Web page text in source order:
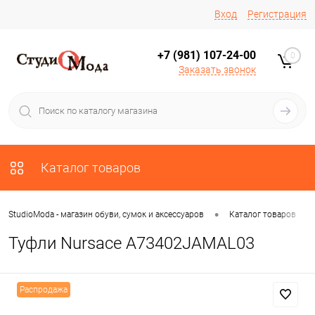
Вход Регистрация
+7 (981) 107-24-00
Заказать звонок
0
Каталог товаров
StudioModa - магазин обуви, сумок и аксессуаров • Каталог товаров
Туфли Nursace A73402JAMAL03
Распродажа